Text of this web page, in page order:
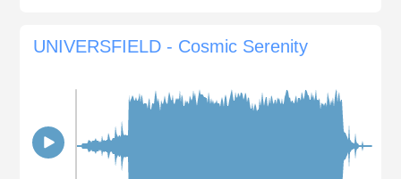
UNIVERSFIELD - Cosmic Serenity